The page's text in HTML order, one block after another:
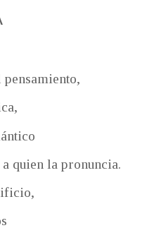
quien la pronuncia.